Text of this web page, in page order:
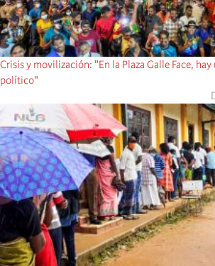
Crisis y movilización: "En la Plaza Galle Face,
político"